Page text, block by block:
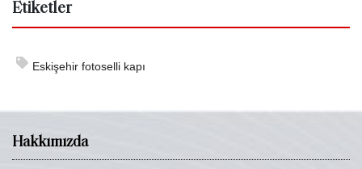
Etiketler
Eskişehir fotoselli kapı
Hakkımızda